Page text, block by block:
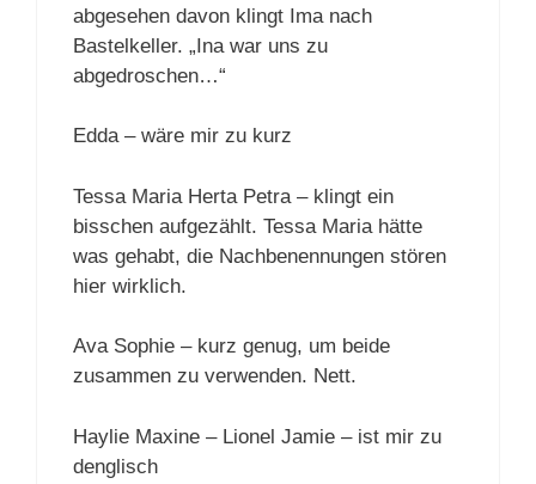
abgesehen davon klingt Ima nach
Bastelkeller. „Ina war uns zu
abgedroschen…“
Edda – wäre mir zu kurz
Tessa Maria Herta Petra – klingt ein
bisschen aufgezählt. Tessa Maria hätte
was gehabt, die Nachbenennungen stören
hier wirklich.
Ava Sophie – kurz genug, um beide
zusammen zu verwenden. Nett.
Haylie Maxine – Lionel Jamie – ist mir zu
denglisch